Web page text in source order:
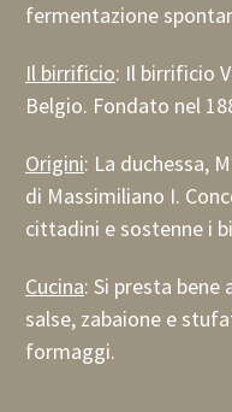
fermentazione
Il birrificio: Il birrificio
Belgio. Fondato nel
Origini: La duchessa,
di Massimiliano I.
cittadini e sostenne i
Cucina: Si presta bene
salse, zabaione e
formaggi.